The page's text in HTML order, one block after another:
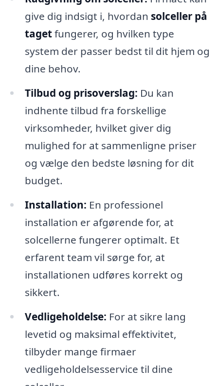
give dig indsigt i, hvordan solceller på
tagetfungerer, og hvilken type
system der passer bedst til dit hjem og
dine behov.
Tilbud og prisoverslag: Du kan
indhente tilbud fra forskellige
virksomheder, hvilket giver dig
mulighed for at sammenligne priser
og vælge den bedste løsning for dit
budget.
Installation: En professionel
installation er afgørende for, at
solcellerne fungerer optimalt. Et
erfarent team vil sørge for, at
installationen udføres korrekt og
sikkert.
Vedligeholdelse: For at sikre lang
levetid og maksimal effektivitet,
tilbyder mange firmaer
vedligeholdelsesservice til dine